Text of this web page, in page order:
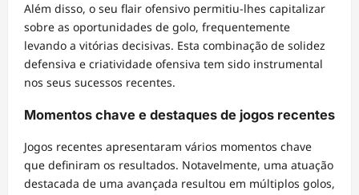
Além disso, o seu flair ofensivo permitiu-lhes capitalizar
sobre as oportunidades de golo, frequentemente
levando a vitórias decisivas. Esta combinação de solidez
defensiva e criatividade ofensiva tem sido instrumental
nos seus sucessos recentes.
Momentos chave e destaques de jogos recentes
Jogos recentes apresentaram vários momentos chave
que definiram os resultados. Notavelmente, uma atuação
destacada de uma avançada resultou em múltiplos golos,